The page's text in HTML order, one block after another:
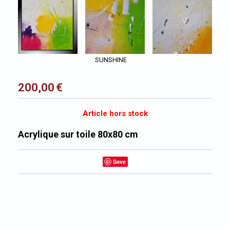
SUNSHINE
200,00 €
Article hors stock
Acrylique sur toile 80x80 cm
Save